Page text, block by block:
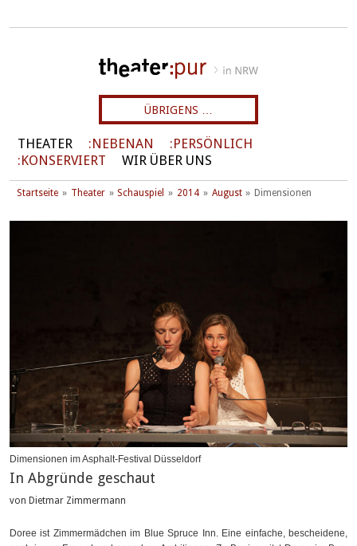
ÜBRIGENS …
THEATER NEBENAN
PERSÖNLICH
KONSERVIERT
WIR ÜBER UNS
Startseite Theater Schauspiel 2014 August Dimensionen
Dimensionen im Asphalt-Festival Düsseldorf
In Abgründe geschaut
von Dietmar Zimmermann
Doree ist Zimmermädchen im Blue Spruce Inn. Eine einfache, bescheidene,